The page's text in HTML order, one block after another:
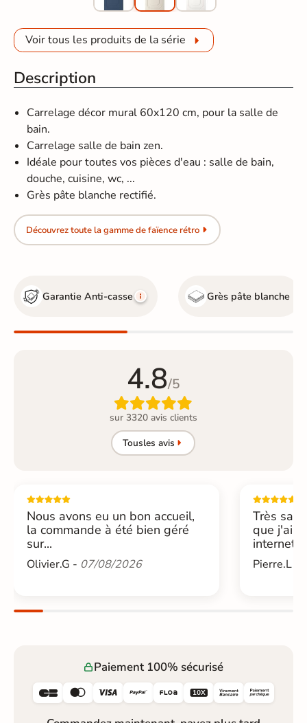
Voir tous les produits de la série
Description
Carrelage décor mural 60x120 cm, pour la salle de
bain.
Carrelage salle de bain zen.
Idéale pour toutes vos pièces d'eau : salle de bain,
douche, cuisine, wc, ...
Grès pâte blanche rectifié.
Découvrez toute la gamme de faïence rétro
Garantie Anti-casse Grès pâte blanche
4.8/5

sur 3320 avis clients
Tousles avis
Nous avons eu un bon accueil,
la commande à été bien géré
sur...
Olivier.G - 07/08/2026
Très
que j'ai
internet....
Pierre.L -
Paiement 100% sécurisé
     